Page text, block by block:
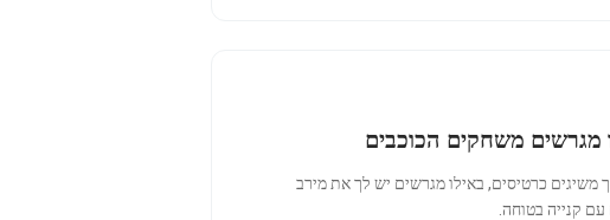
מגרשים משחקים הכוכבים
משיגים כרטיסים, באילו מגרשים יש לך את מירב